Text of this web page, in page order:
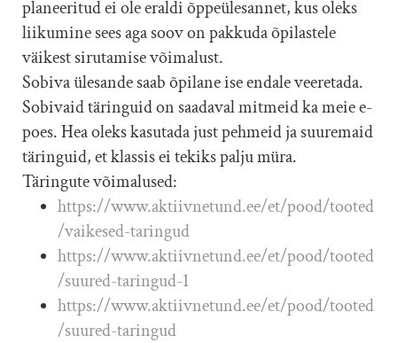
planeeritud ei ole eraldi õppeülesannet, kus oleks
liikumine sees aga soov on pakkuda õpilastele
väikest sirutamise võimalust.
Sobiva ülesande saab õpilane ise endale veeretada.
Sobivaid täringuid on saadaval mitmeid ka meie e-
poes. Hea oleks kasutada just pehmeid ja suuremaid
täringuid, et klassis ei tekiks palju müra.
Täringute võimalused:
https://www.aktiivnetund.ee/et/pood/tooted
/vaikesed-taringud
https://www.aktiivnetund.ee/et/pood/tooted
/suured-taringud-1
https://www.aktiivnetund.ee/et/pood/tooted
/suured-taringud